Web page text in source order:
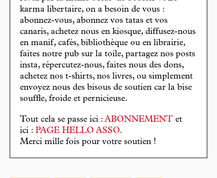
karma libertaire, on a besoin de vous :
abonnez-vous, abonnez vos tatas et vos
canaris, achetez nous en kiosque, diffusez-nous
en manif, cafés, bibliothèque ou en librairie,
faites notre pub sur la toile, partagez nos posts
insta, répercutez-nous, faites nous des dons,
achetez nos t-shirts, nos livres, ou simplement
envoyez nous des bisous de soutien car la bise
souffle, froide et pernicieuse.
Tout cela se passe ici : ABONNEMENT et
ici : PAGE HELLO ASSO.
Merci mille fois pour votre soutien !